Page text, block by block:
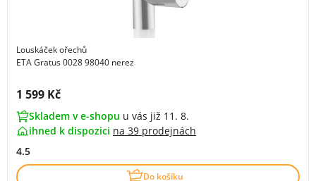
Louskáček ořechů
ETA Gratus 0028 98040 nerez
Cena s DPH:
1 599 Kč
Skladem v e-shopu u vás již 11. 8.
ihned k dispozici na 39 prodejnách
4.5
Do košíku